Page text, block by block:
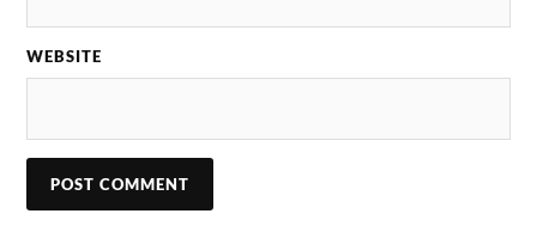
WEBSITE